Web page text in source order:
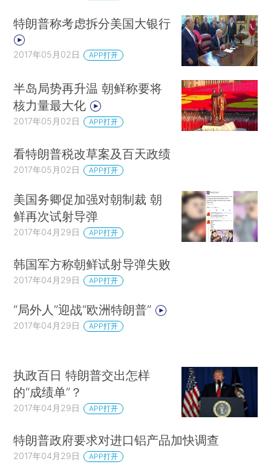
特朗普称考虑拆分美国大银行
2017年05月02日 APP打开
半岛局势再升温 朝鲜称要将
核力量最大化
2017年05月02日 APP打开
看特朗普税改草案及百天政绩
2017年05月02日 APP打开
美国务卿促加强对朝制裁 朝
鲜再次试射导弹
2017年04月29日 APP打开
韩国军方称朝鲜试射导弹失败
2017年04月29日 APP打开
“局外人”迎战“欧洲特朗普”
2017年04月29日 APP打开
执政百日 特朗普交出怎样
的“成绩单”？
2017年04月29日 APP打开
特朗普政府要求对进口铝产品加快调查
2017年04月29日 APP打开